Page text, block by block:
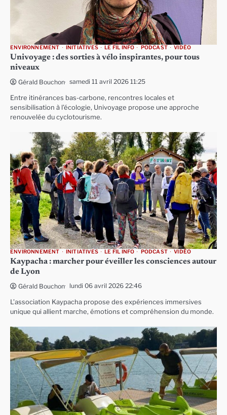
ENVIRONNEMENT INITIATIVES LE FIL INFO PODCAST VIDÉO
Univoyage : des sorties à vélo inspirantes, pour tous
niveaux
Gérald Bouchon samedi 11 avril 2026 11:25
Entre itinérances bas-carbone, rencontres locales et
sensibilisation à l’écologie, Univoyage propose une approche
renouvelée du cyclotourisme.
ENVIRONNEMENT INITIATIVES LE FIL INFO PODCAST VIDÉO
Kaypacha : marcher pour éveiller les consciences autour
de Lyon
Gérald Bouchon lundi 06 avril 2026 22:46
L’association Kaypacha propose des expériences immersives
unique qui allient marche, émotions et compréhension du monde.